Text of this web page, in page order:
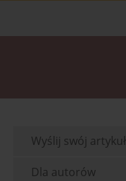
Wyślij swój artykuł
Dla autorów